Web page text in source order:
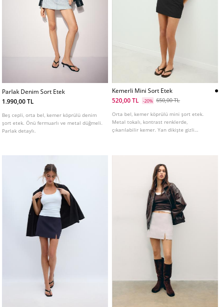
Parlak Denim Sort Etek
1.990,00 TL
Beş cepli, orta bel, kemer köprülü denim
şort etek. Önü fermuarlı ve metal düğmeli.
Parlak detaylı.
Kemerli Mini Sort Etek
520,00 TL
-20% 650,00 TL
Orta bel, kemer köprülü mini şort etek.
Metal tokalı, kontrast renklerde,
çıkarılabilir kemer. Yan dikişte gizli